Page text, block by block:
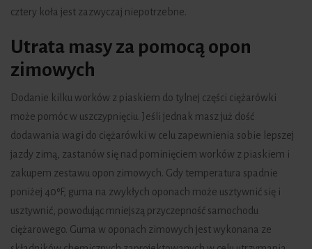
cztery koła jest zazwyczaj niepotrzebne.
Utrata masy za pomocą opon
zimowych
Dodanie kilku worków z piaskiem do tylnej części ciężarówki
może pomóc w uszczypnięciu. Jeśli jednak masz już dość
dodawania wagi do ciężarówki w celu zapewnienia sobie lepszej
jazdy zimą, zastanów się nad pominięciem worków z piaskiem i
zakupem zestawu opon zimowych. Gdy temperatura spadnie
poniżej 40ºF, guma na zwykłych oponach może usztywnić się i
usztywnić, powodując mniejszą przyczepność samochodu
ciężarowego. Guma w oponach zimowych jest wykonana ze